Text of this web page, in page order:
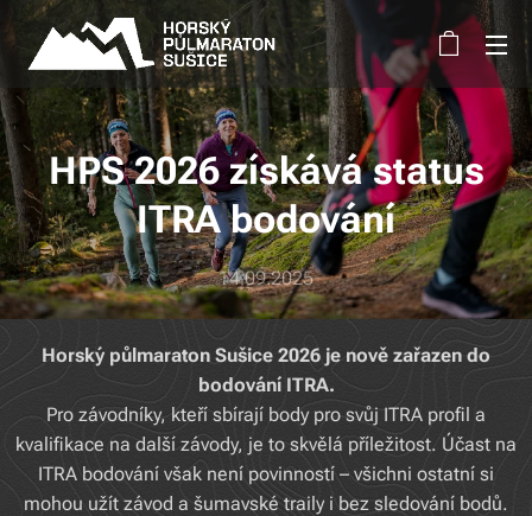
HPS 2026 získává status
ITRA bodování
14.09.2025
Horský půlmaraton Sušice 2026 je nově zařazen do
bodování ITRA.
Pro závodníky, kteří sbírají body pro svůj ITRA profil a
kvalifikace na další závody, je to skvělá příležitost. Účast na
ITRA bodování však není povinností – všichni ostatní si
mohou užít závod a šumavské traily i bez sledování bodů.